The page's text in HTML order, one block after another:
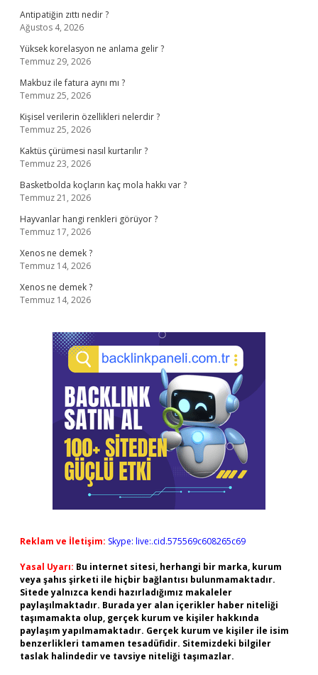
Antipatiğin zıttı nedir ?
Ağustos 4, 2026
Yüksek korelasyon ne anlama gelir ?
Temmuz 29, 2026
Makbuz ile fatura aynı mı ?
Temmuz 25, 2026
Kişisel verilerin özellikleri nelerdir ?
Temmuz 25, 2026
Kaktüs çürümesi nasıl kurtarılır ?
Temmuz 23, 2026
Basketbolda koçların kaç mola hakkı var ?
Temmuz 21, 2026
Hayvanlar hangi renkleri görüyor ?
Temmuz 17, 2026
Xenos ne demek ?
Temmuz 14, 2026
Xenos ne demek ?
Temmuz 14, 2026
Reklam ve İletişim: Skype: live:.cid.575569c608265c69
Yasal Uyarı: Bu internet sitesi, herhangi bir marka, kurum
veya şahıs şirketi ile hiçbir bağlantısı bulunmamaktadır.
Sitede yalnızca kendi hazırladığımız makaleler
paylaşılmaktadır. Burada yer alan içerikler haber niteliği
taşımamakta olup, gerçek kurum ve kişiler hakkında
paylaşım yapılmamaktadır. Gerçek kurum ve kişiler ile isim
benzerlikleri tamamen tesadüfidir. Sitemizdeki bilgiler
taslak halindedir ve tavsiye niteliği taşımazlar.